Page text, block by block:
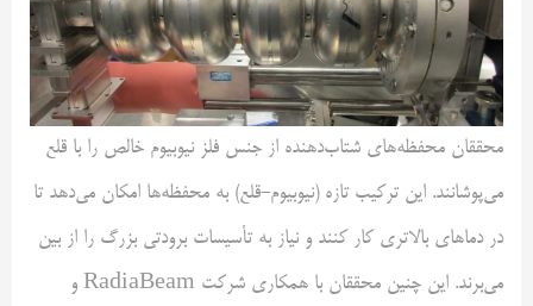
محققان محفظه‌های شتاب‌دهنده از جنس فلز نیوبیوم خالص را با قلع
می‌پوشانند. این ترکیب تازه (نیوبیوم-قلع) به محفظه‌ها امکان می‌دهد تا
در دماهای بالاتری کار کنند و نیاز به تأسیسات برودتی بزرگ را از بین
می‌برند. این چنین محققان با همکاری شرکت RadiaBeam و